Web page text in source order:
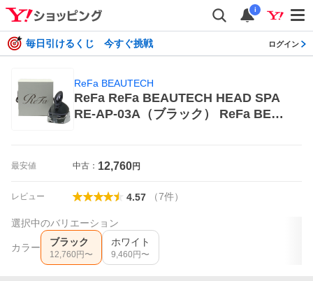
i
毎日引けるくじ 今すぐ挑戦 ログイン
ReFa BEAUTECH
ReFa ReFa BEAUTECH HEAD SPA
RE-AP-03A（ブラック） ReFa BEAU
最安値 中古： 12,760円
レビュー 4.57 （7件）
選択中のバリエーション
カラー ブラック
12,760 円〜
ホワイト
9,460 円〜